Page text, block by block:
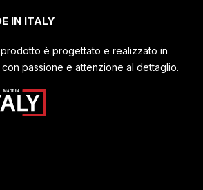
IN ITALY
è progettato e realizzato in
con passione e attenzione al dettaglio.